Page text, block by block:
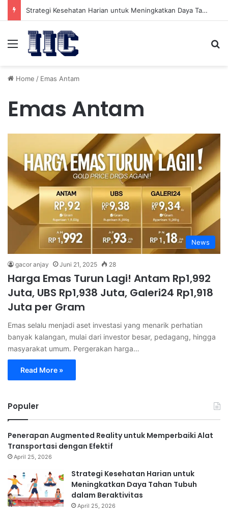
Strategi Kesehatan Harian untuk Meningkatkan Daya Tahan Tubuh dalam Beraktivitas
Menu
Home / Emas Antam
Emas Antam
News
gacor anjay Juni 21, 2025 28
Harga Emas Turun Lagi! Antam Rp1,992
Juta, UBS Rp1,938 Juta, Galeri24 Rp1,918
Juta per Gram
Emas selalu menjadi aset investasi yang menarik perhatian
banyak kalangan, mulai dari investor besar, pedagang, hingga
masyarakat umum. Pergerakan harga…
Read More »
Populer
Penerapan Augmented Reality untuk Memperbaiki Alat
Transportasi dengan Efektif
April 25, 2026
Strategi Kesehatan Harian untuk
Meningkatkan Daya Tahan Tubuh
dalam Beraktivitas
April 25, 2026